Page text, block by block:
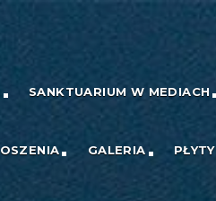
SANKTUARIUM W MEDIACH
GALERIA PŁYTY